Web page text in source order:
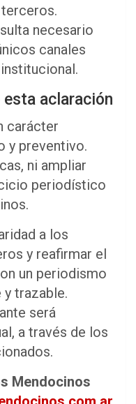
necesario
canales
aclaración
carácter
y preventivo.
ni ampliar
periodístico
a los
y reafirmar el
un periodismo
trazable.
será
a través de los
Mendocinos